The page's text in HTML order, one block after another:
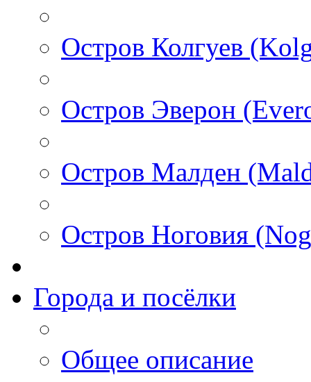
Остров Колгуев
Остров Эверон
Остров Малден
Остров Ноговия
Города и посёлки
Общее описание